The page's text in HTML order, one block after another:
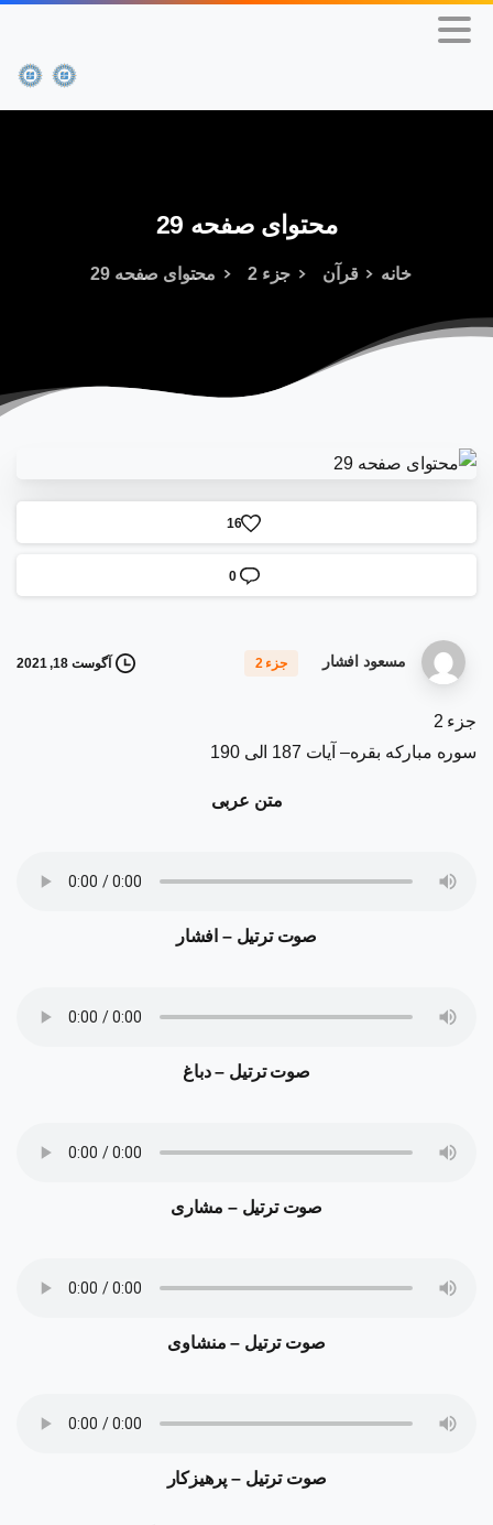
محتوای صفحه 29
خانه قرآن جزء 2 محتوای صفحه 29
16
0
مسعود افشار جزء 2 آگوست 18, 2021
جزء 2
سوره مبارکه بقره– آیات 187 الی 190
متن عربی
صوت ترتیل – افشار
صوت ترتیل – دباغ
صوت ترتیل – مشاری
صوت ترتیل – منشاوی
صوت ترتیل – پرهیزکار